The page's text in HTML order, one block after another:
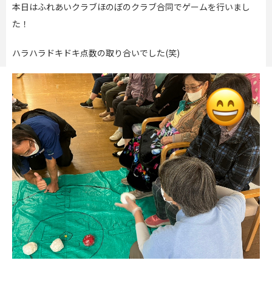
本日はふれあいクラブほのぼのクラブ合同でゲームを行いまし
た！
ハラハラドキドキ点数の取り合いでした(笑)